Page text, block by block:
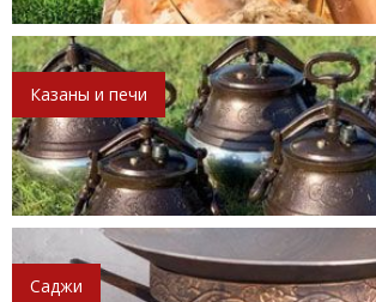
Казаны и печи
Саджи